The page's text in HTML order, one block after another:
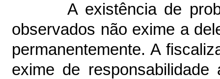
A existência de
observados não exime a
permanentemente. A
exime de